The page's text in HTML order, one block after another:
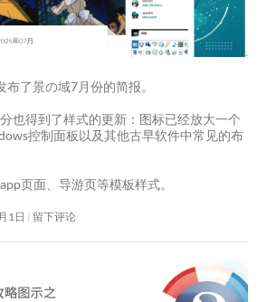
了景の域7月份的简报。
也得到了样式的更新：图标已经放大一个
控制面板以及其他古早软件中常见的布
页面、导游页等模板样式。
1日 留下评论